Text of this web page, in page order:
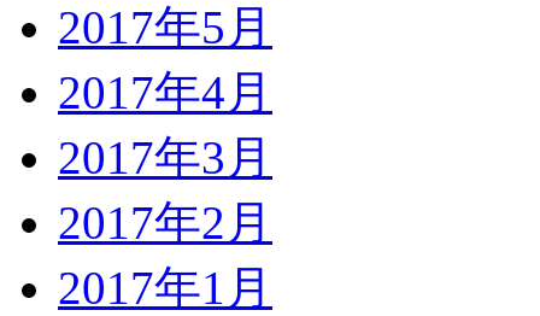
2017年5月
2017年4月
2017年3月
2017年2月
2017年1月